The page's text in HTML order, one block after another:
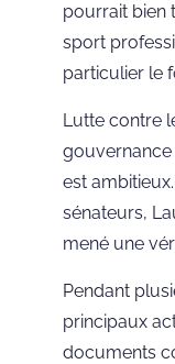
pourrait bien
sport
particulier le
Lutte contre
est
sénateurs,
mené une
Pendant
principaux
documents